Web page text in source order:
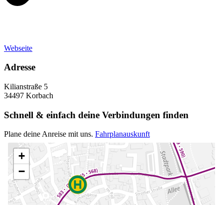
Webseite
Adresse
Kilianstraße 5
34497 Korbach
Schnell & einfach deine Verbindungen finden
Plane deine Anreise mit uns. Fahrplanauskunft